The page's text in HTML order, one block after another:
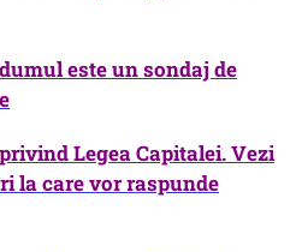
este un sondaj de
Legea Capitalei. Vezi
la care vor raspunde